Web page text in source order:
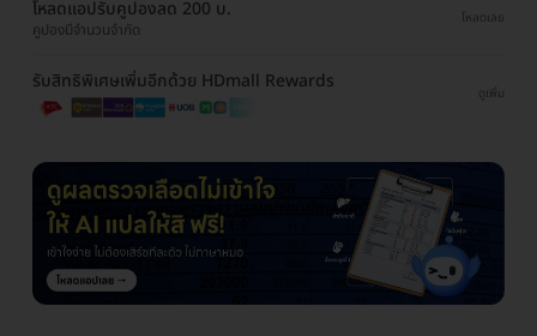
โหลดแอปรับคูปองลด 200 บ.
คูปองมีจำนวนจำกัด
โหลดเลย
รับสิทธิพิเศษเพิ่มอีกด้วย HDmall Rewards
ดูเพิ่ม